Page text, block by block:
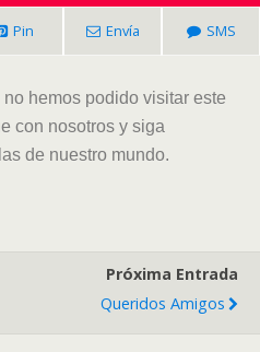
Pin Envía SMS
hemos podido visitar este
con nosotros y siga
de nuestro mundo.
Próxima Entrada
Queridos Amigos